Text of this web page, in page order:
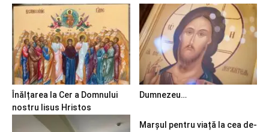
Înălțarea la Cer a Domnului
nostru Iisus Hristos
Dumnezeu…
Marșul pentru viață la cea de-